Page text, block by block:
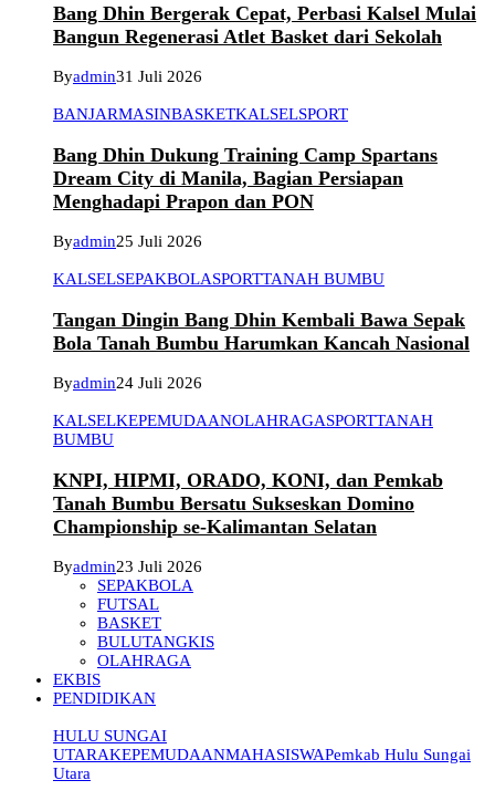
Bang Dhin Bergerak Cepat, Perbasi Kalsel Mulai
Bangun Regenerasi Atlet Basket dari Sekolah
Byadmin31 Juli 2026
BANJARMASINBASKETKALSELSPORT
Bang Dhin Dukung Training Camp Spartans
Dream City di Manila, Bagian Persiapan
Menghadapi Prapon dan PON
Byadmin25 Juli 2026
KALSELSEPAKBOLASPORTTANAH BUMBU
Tangan Dingin Bang Dhin Kembali Bawa Sepak
Bola Tanah Bumbu Harumkan Kancah Nasional
Byadmin24 Juli 2026
KALSELKEPEMUDAANOLAHRAGASPORTTANAH
BUMBU
KNPI, HIPMI, ORADO, KONI, dan Pemkab
Tanah Bumbu Bersatu Sukseskan Domino
Championship se-Kalimantan Selatan
Byadmin23 Juli 2026
SEPAKBOLA
FUTSAL
BASKET
BULUTANGKIS
OLAHRAGA
EKBIS
PENDIDIKAN
HULU SUNGAI
UTARAKEPEMUDAANMAHASISWAPemkab Hulu Sungai
Utara